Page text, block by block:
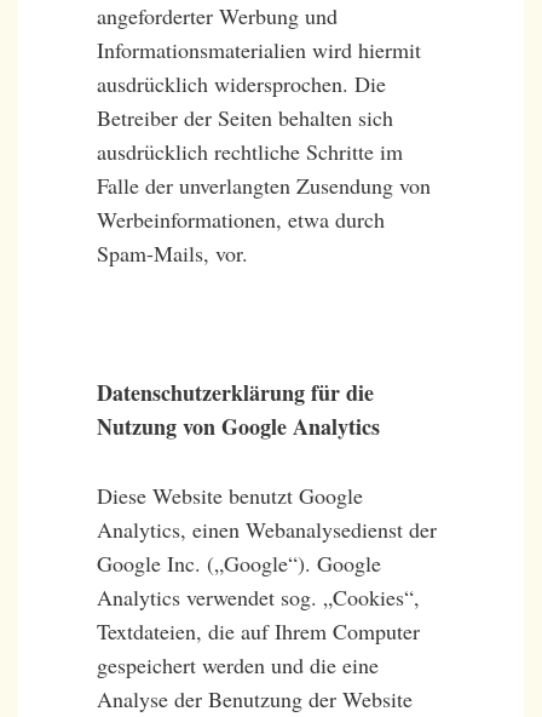
angeforderter Werbung und
Informationsmaterialien wird hiermit
ausdrücklich widersprochen. Die
Betreiber der Seiten behalten sich
ausdrücklich rechtliche Schritte im
Falle der unverlangten Zusendung von
Werbeinformationen, etwa durch
Spam-Mails, vor.
Datenschutzerklärung für die
Nutzung von Google Analytics
Diese Website benutzt Google
Analytics, einen Webanalysedienst der
Google Inc. („Google“). Google
Analytics verwendet sog. „Cookies“,
Textdateien, die auf Ihrem Computer
gespeichert werden und die eine
Analyse der Benutzung der Website